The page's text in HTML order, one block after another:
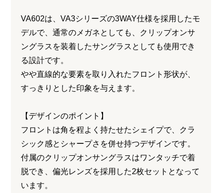
VA602は、VA3シリーズの3WAY仕様を採用したモ
デルで、通常のメガネとしても、クリップオンサ
ングラスを装着したサングラスとしても使用でき
る設計です。
やや直線的な要素を取り入れたフロント形状が、
すっきりとした印象を与えます。
【デザインのポイント】
フロントは角を程よく持たせたシェイプで、クラ
シック感とシャープさを併せ持つデザインです。
付属のクリップオンサングラスはワンタッチで着
脱でき、偏光レンズを採用した2枚セットとなって
います。